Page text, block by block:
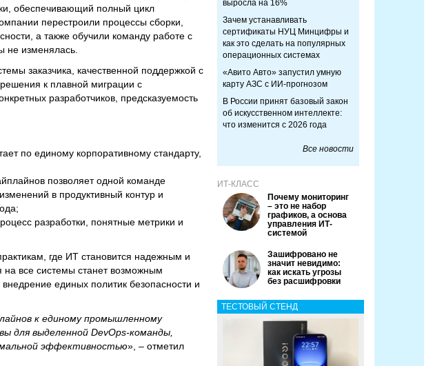
обеспечивающий полный цикл
перестроили процессы сборки,
а также обучили команду работе с
не изменялась.
заказчика, качественной поддержкой с
к плавной миграции с
разработчиков, предсказуемость
по единому корпоративному стандарту,
позволяет одной команде
в продуктивный контур и
разработки, понятные метрики и
где ИТ становится надежным и
все системы станет возможным
единых политик безопасности и
к единому промышленному
для выделенной DevOps-команды,
эффективностью», – отметил
выросла на 16%
Зачем устанавливать
сертификаты НУЦ Минцифры и
как это сделать на популярных
операционных системах
«Авито Авто» запустил умную
карту АЗС с ИИ-прогнозом
В России принят базовый закон
об искусственном интеллекте:
что изменится с 2026 года
Все новости
ИТ-КЛАСС
Почему мониторинг
– это не набор
графиков, а основа
управления ИТ-
системой
Зашифровано не
значит невидимо:
как искать угрозы
без расшифровки
ТЕСТОВЫЙ СТЕНД